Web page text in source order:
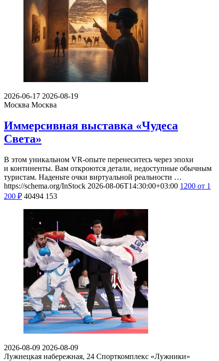
2026-06-17 2026-08-19
Москва Москва
Иммерсивная выставка «Чудеса
Света»
В этом уникальном VR-опыте перенеситесь через эпохи
и континенты. Вам откроются детали, недоступные обычным
туристам. Наденьте очки виртуальной реальности …
https://schema.org/InStock 2026-08-06T14:30:00+03:00 1200 от 1
200 ₽ 40494 153
2026-08-09 2026-08-09
Лужнецкая набережная, 24 Спорткомплекс «Лужники»